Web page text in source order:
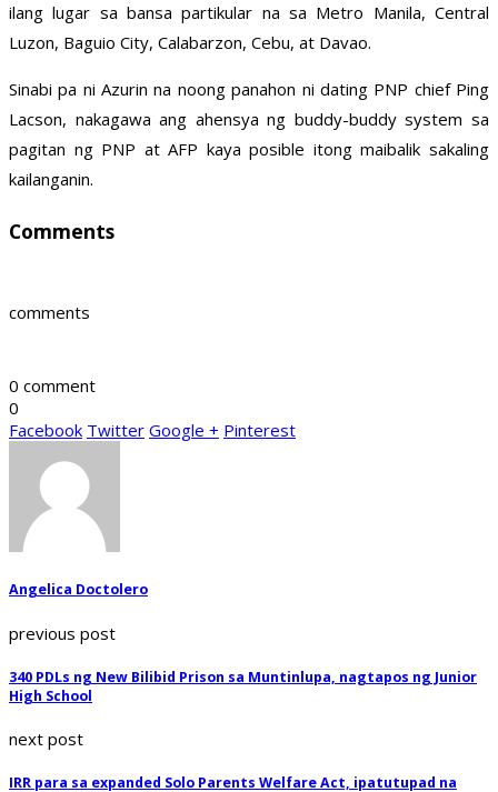
ilang lugar sa bansa partikular na sa Metro Manila, Central
Luzon, Baguio City, Calabarzon, Cebu, at Davao.
Sinabi pa ni Azurin na noong panahon ni dating PNP chief Ping
Lacson, nakagawa ang ahensya ng buddy-buddy system sa
pagitan ng PNP at AFP kaya posible itong maibalik sakaling
kailanganin.
Comments
comments
0 comment
0
Facebook Twitter Google + Pinterest
Angelica Doctolero
previous post
340 PDLs ng New Bilibid Prison sa Muntinlupa, nagtapos ng Junior
High School
next post
IRR para sa expanded Solo Parents Welfare Act, ipatutupad na